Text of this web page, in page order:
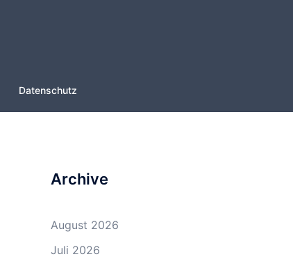
Datenschutz
Archive
August 2026
Juli 2026